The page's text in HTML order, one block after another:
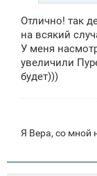
Отлично! так
на всякий
У меня
увеличили
будет)))
Я Вера, со мной